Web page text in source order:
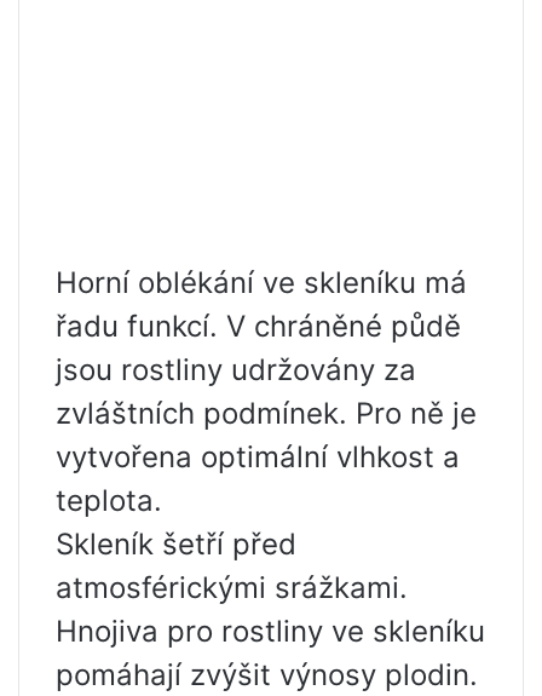
Horní oblékání ve skleníku má
řadu funkcí. V chráněné půdě
jsou rostliny udržovány za
zvláštních podmínek. Pro ně je
vytvořena optimální vlhkost a
teplota.
Skleník šetří před
atmosférickými srážkami.
Hnojiva pro rostliny ve skleníku
pomáhají zvýšit výnosy plodin.